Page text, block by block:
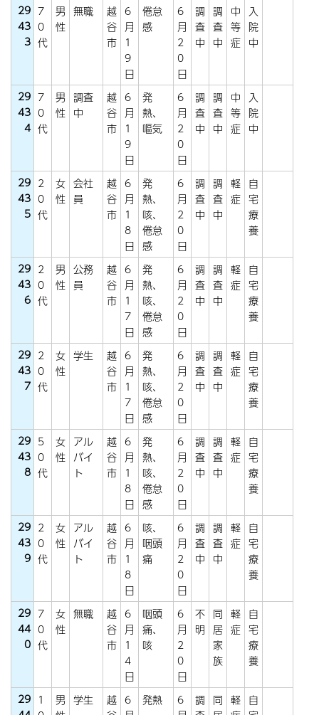
29
43
3
7
0
代
男
性
無職
越
谷
市
6
月
1
9
日
倦怠
感
6
月
2
0
日
調
査
中
調
査
中
中
等
症
入
院
中
29
43
4
7
0
代
男
性
調査
中
越
谷
市
6
月
1
9
日
発
熱、
嘔気
6
月
2
0
日
調
査
中
調
査
中
中
等
症
入
院
中
29
43
5
2
0
代
女
性
会社
員
越
谷
市
6
月
1
8
日
発
熱、
咳、
倦怠
感
6
月
2
0
日
調
査
中
調
査
中
軽
症
自
宅
療
養
29
43
6
2
0
代
男
性
公務
員
越
谷
市
6
月
1
7
日
発
熱、
咳、
倦怠
感
6
月
2
0
日
調
査
中
調
査
中
軽
症
自
宅
療
養
29
43
7
2
0
代
女
性
学生
越
谷
市
6
月
1
7
日
発
熱、
咳、
倦怠
感
6
月
2
0
日
調
査
中
調
査
中
軽
症
自
宅
療
養
29
43
8
5
0
代
女
性
アル
バイ
ト
越
谷
市
6
月
1
8
日
発
熱、
咳、
倦怠
感
6
月
2
0
日
調
査
中
調
査
中
軽
症
自
宅
療
養
29
43
9
2
0
代
女
性
アル
バイ
ト
越
谷
市
6
月
1
8
日
咳、
咽頭
痛
6
月
2
0
日
調
査
中
調
査
中
軽
症
自
宅
療
養
29
44
0
7
0
代
女
性
無職
越
谷
市
6
月
1
4
日
咽頭
痛、
咳
6
月
2
0
日
不
明
同
居
家
族
軽
症
自
宅
療
養
29 1
男 学生
越 6
発熱
6
調 同 軽 自